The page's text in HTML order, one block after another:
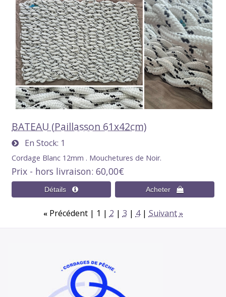
BATEAU (Paillasson 61x42cm)
En Stock 1
Cordage Blanc 12mm . Mouchetures de Noir.
Prix - hors livraison 60,00€
« Précédent 1 2 3 4 Suivant »